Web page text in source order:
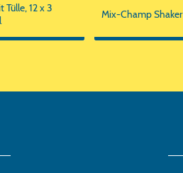
12 x 3
Mix-Champ Shaker